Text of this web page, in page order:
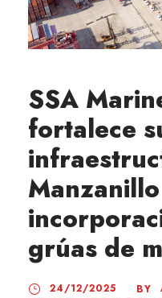
SSA
fortalece
grúas de
24/12/2025 BY